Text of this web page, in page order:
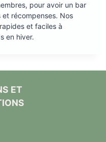
pour avoir un bar
récompenses. Nos
et faciles à
en hiver.
ET